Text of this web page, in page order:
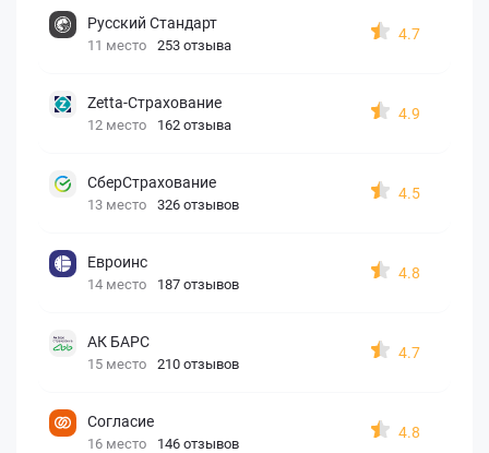
Русский Стандарт
11 место 253 отзыва
4.7
Zetta-Страхование
12 место 162 отзыва
4.9
СберСтрахование
13 место 326 отзывов
4.5
Евроинс
14 место 187 отзывов
4.8
АК БАРС
15 место 210 отзывов
4.7
Согласие
16 место 146 отзывов
4.8